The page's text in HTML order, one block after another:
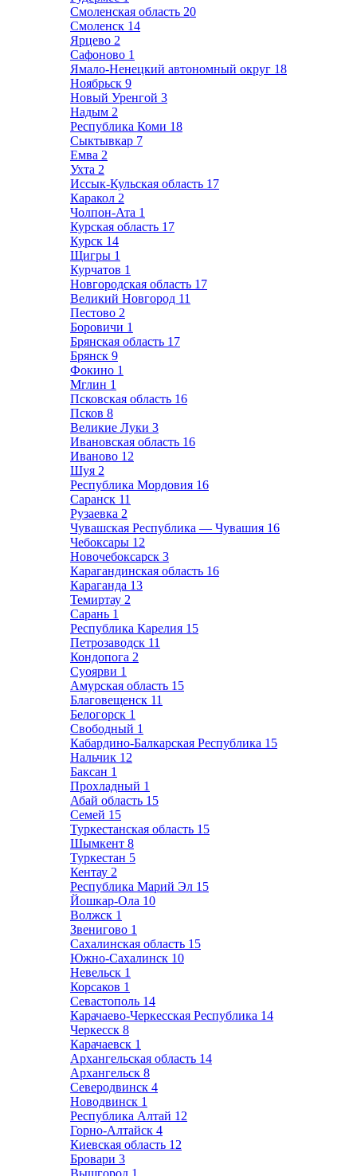
Смоленская область 20
Смоленск 14
Ярцево 2
Сафоново 1
Ямало-Ненецкий автономный округ 18
Ноябрьск 9
Новый Уренгой 3
Надым 2
Республика Коми 18
Сыктывкар 7
Емва 2
Ухта 2
Иссык-Кульская область 17
Каракол 2
Чолпон-Ата 1
Курская область 17
Курск 14
Щигры 1
Курчатов 1
Новгородская область 17
Великий Новгород 11
Пестово 2
Боровичи 1
Брянская область 17
Брянск 9
Фокино 1
Мглин 1
Псковская область 16
Псков 8
Великие Луки 3
Ивановская область 16
Иваново 12
Шуя 2
Республика Мордовия 16
Саранск 11
Рузаевка 2
Чувашская Республика — Чувашия 16
Чебоксары 12
Новочебоксарск 3
Карагандинская область 16
Караганда 13
Темиртау 2
Сарань 1
Республика Карелия 15
Петрозаводск 11
Кондопога 2
Суоярви 1
Амурская область 15
Благовещенск 11
Белогорск 1
Свободный 1
Кабардино-Балкарская Республика 15
Нальчик 12
Баксан 1
Прохладный 1
Абай область 15
Семей 15
Туркестанская область 15
Шымкент 8
Туркестан 5
Кентау 2
Республика Марий Эл 15
Йошкар-Ола 10
Волжск 1
Звенигово 1
Сахалинская область 15
Южно-Сахалинск 10
Невельск 1
Корсаков 1
Севастополь 14
Карачаево-Черкесская Республика 14
Черкесск 8
Карачаевск 1
Архангельская область 14
Архангельск 8
Северодвинск 4
Новодвинск 1
Республика Алтай 12
Горно-Алтайск 4
Киевская область 12
Бровари 3
Вышгород 1